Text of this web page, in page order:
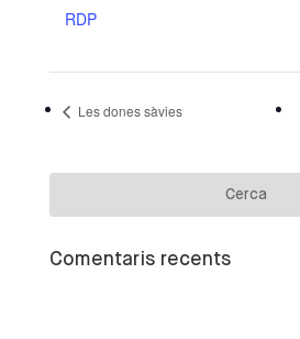
RDP
Les dones sàvies
Comentaris recents